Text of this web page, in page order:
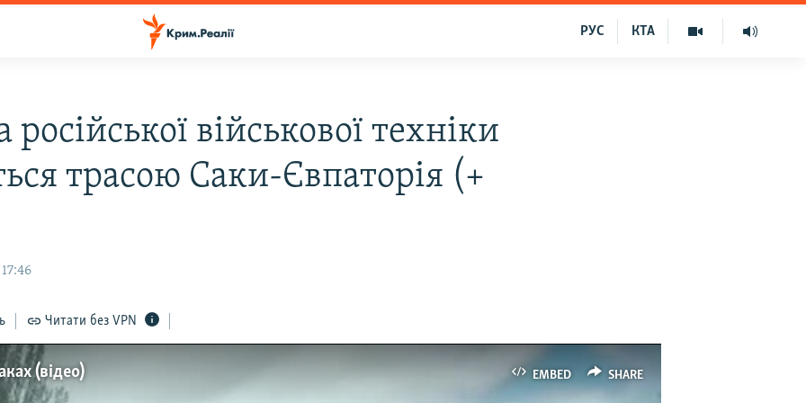
КТА
РУС
російської військової техніки
трасою Саки-Євпаторія (+
Читати без VPN
EMBED SHARE
(відео)